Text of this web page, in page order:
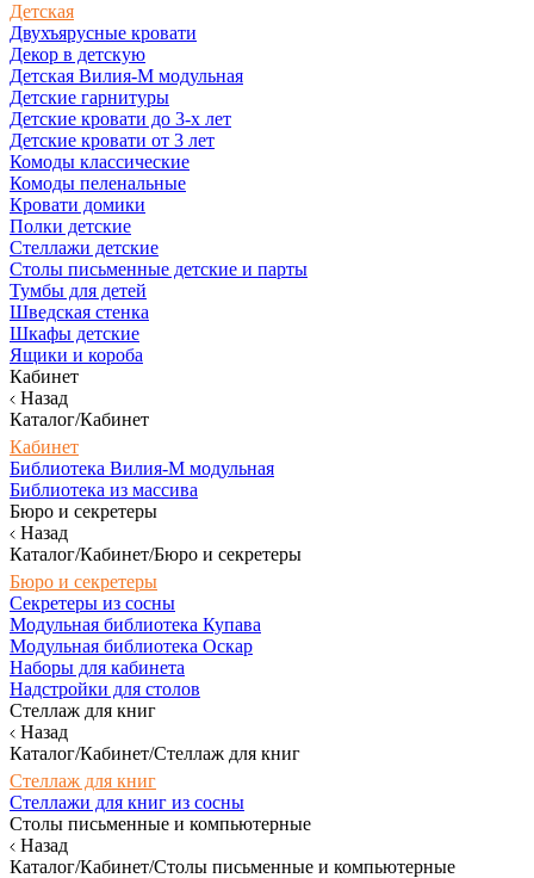
Детская
Двухъярусные кровати
Декор в детскую
Детская Вилия-М модульная
Детские гарнитуры
Детские кровати до 3-х лет
Детские кровати от 3 лет
Комоды классические
Комоды пеленальные
Кровати домики
Полки детские
Стеллажи детские
Столы письменные детские и парты
Тумбы для детей
Шведская стенка
Шкафы детские
Ящики и короба
Кабинет
Назад
Каталог/Кабинет
Кабинет
Библиотека Вилия-М модульная
Библиотека из массива
Бюро и секретеры
Назад
Каталог/Кабинет/Бюро и секретеры
Бюро и секретеры
Секретеры из сосны
Модульная библиотека Купава
Модульная библиотека Оскар
Наборы для кабинета
Надстройки для столов
Стеллаж для книг
Назад
Каталог/Кабинет/Стеллаж для книг
Стеллаж для книг
Стеллажи для книг из сосны
Столы письменные и компьютерные
Назад
Каталог/Кабинет/Столы письменные и компьютерные